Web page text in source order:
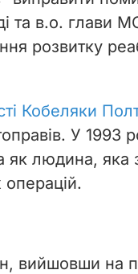
та в.о. глави
розвитку
Кобеляки
У 1993
як людина, яка
операцій.
вийшовши на